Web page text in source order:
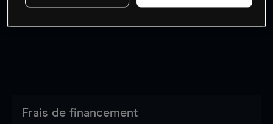
market data
Frais de financement